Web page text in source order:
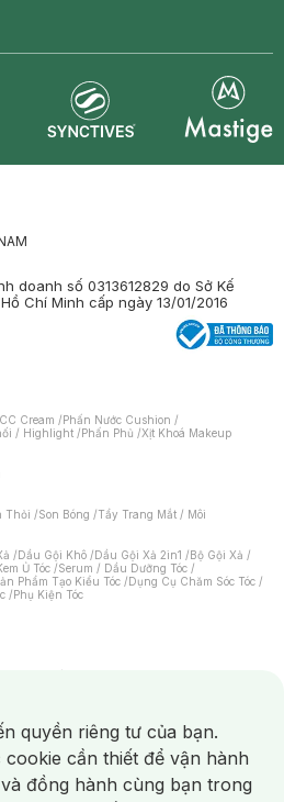
doanh số 0313612829 do Sở Kế
Chí Minh cấp ngày 13/01/2016
Cream /Phấn Nước Cushion /
/ Highlight /Phấn Phủ /Xịt Khoá Makeup
Thỏi /Son Bóng /Tẩy Trang Mắt / Môi
/Dầu Gội Khô /Dầu Gội Xả 2in1 /Bộ Gội Xả /
Ủ Tóc /Serum / Dầu Dưỡng Tóc /
Phẩm Tạo Kiểu Tóc /Dụng Cụ Chăm Sóc Tóc /
/Phụ Kiện Tóc
/Mặt Nạ Xông Hơi /Nước Rửa Tay/
Đánh Răng /Bàn Chải Điện/
/Máy Tăm Nước/ Nước Súc Miệng/
/ Dung Dịch Vệ Sinh/Dưỡng Vùng Kín/
Sinh/Tampon/Bọt Cạo Râu /Dao Cạo Râu/
quyền riêng tư của bạn.
cần thiết để vận hành
đồng hành cùng bạn trong